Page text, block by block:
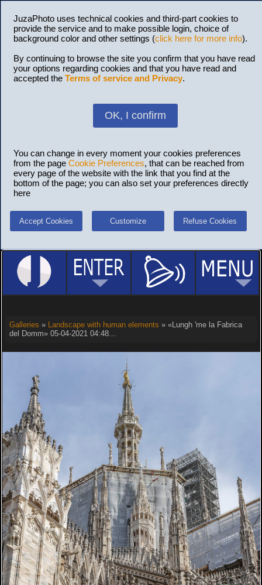
JuzaPhoto uses technical cookies and third-part cookies to
provide the service and to make possible login, choice of
background color and other settings (click here for more info).
By continuing to browse the site you confirm that you have read
your options regarding cookies and that you have read and
accepted the Terms of service and Privacy.
OK, I confirm
You can change in every moment your cookies preferences
from the page Cookie Preferences, that can be reached from
every page of the website with the link that you find at the
bottom of the page; you can also set your preferences directly
here
Accept Cookies Customize Refuse Cookies
Galleries » Landscape with human elements » «Lungh 'me la Fabrica
del Domm» 05-04-2021 04:48...